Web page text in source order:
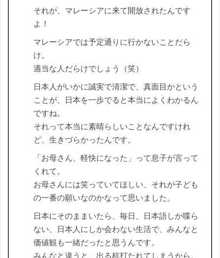
それが、マレーシアに来て開放されたんです
よ！
マレーシアでは予定通りに行かないことだら
け。
適当な人だらけでしょう（笑）
日本人がいかに誠実で清潔で、真面目かという
ことが、日本を一歩でると本当によくわかるん
ですね。
それって本当に素晴らしいことなんですけれ
ど、生きづらかったんです。
「お母さん、軽快になった」って息子が言って
くれて。
お母さんには笑っていてほしい、それが子ども
の一番の願いなのかなって思いました。
日本にそのままいたら、毎日、日本語しか喋ら
ない、日本人にしか会わない生活で、みんなと
価値観も一緒だったと思うんです。
みんなと違うと、出る杭打たれてしまうから。